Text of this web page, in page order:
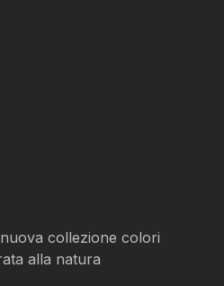
collezione colori
alla natura